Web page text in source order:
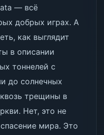
— всё
добрых играх. А
как выглядит
в описании
тоннелей с
до солнечных
трещины в
Нет, это не
мира. Это